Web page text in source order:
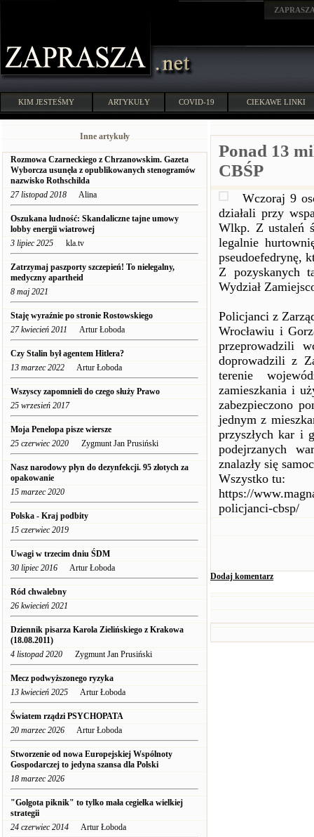
KIM JESTEŚMY ARTYKUŁY COVID-19 CIEKAWE LINKI
Inne artykuły
Rozmowa Czarneckiego z Chrzanowskim. Gazeta
Wyborcza usunęła z opublikowanych stenogramów
nazwisko Rothschilda
27 listopad 2018 Alina
Oszukana ludność: Skandaliczne tajne umowy
lobby energii wiatrowej
3 lipiec 2025 kla.tv
Zatrzymaj paszporty szczepień! To nielegalny,
medyczny apartheid
8 maj 2021
Staję wyraźnie po stronie Rostowskiego
27 kwiecień 2011 Artur Łoboda
Czy Stalin był agentem Hitlera?
13 marzec 2022 Artur Łoboda
Wszyscy zapomnieli do czego służy Prawo
25 wrzesień 2017
Moja Penelopa pisze wiersze
25 czerwiec 2020 Zygmunt Jan Prusiński
Nasz narodowy płyn do dezynfekcji. 95 złotych za
opakowanie
15 marzec 2020
Polska - Kraj podbity
15 czerwiec 2019
Uwagi w trzecim dniu ŚDM
30 lipiec 2016 Artur Łoboda
Ród chwalebny
26 kwiecień 2021
Dziennik pisarza Karola Zielińskiego z Krakowa
(18.08.2011)
4 listopad 2020 Zygmunt Jan Prusiński
Mecz podwyższonego ryzyka
13 kwiecień 2025 Artur Łoboda
Światem rządzi PSYCHOPATA
20 marzec 2026 Artur Łoboda
Stworzenie od nowa Europejskiej Wspólnoty
Gospodarczej to jedyna szansa dla Polski
18 marzec 2026
"Golgota piknik" to tylko mała cegiełka wielkiej
strategii
24 czerwiec 2014 Artur Łoboda
Ponad 13
CBŚP
Wczoraj 9
działali przy
Wlkp. Z ustaleń
legalnie
pseudoefedrynę,
Z pozyskanych
Wydział
Policjanci z
Wrocławiu i
przeprowadzili
doprowadzili z
terenie
zamieszkania i
zabezpieczono
jednym z
przyszłych kar i
podejrzanych
znalazły się
Wszystko tu:
https://
policjanci-cbsp/
Dodaj komentarz